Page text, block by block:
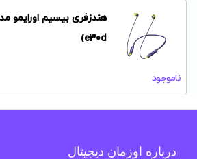
e30d)
ناموجود
درباره اوزمان دیجیتال